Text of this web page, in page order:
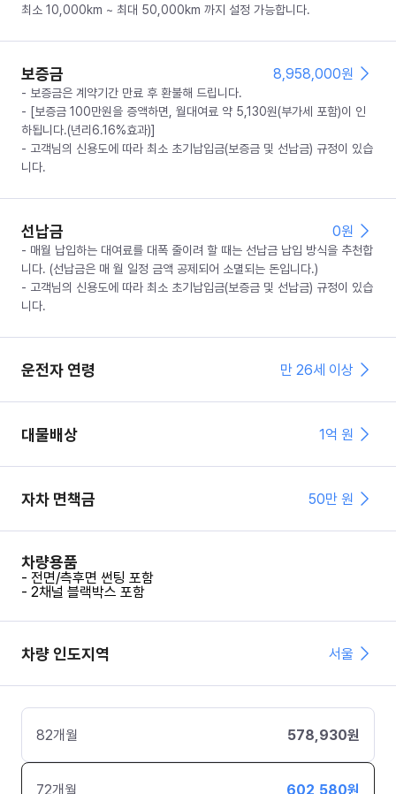
최소 10,000km ~ 최대 50,000km 까지 설정 가능합니다.
보증금 8,958,000원
- 보증금은 계약기간 만료 후 환불해 드립니다.
- [보증금 100만원을 증액하면, 월대여료 약 5,130원(부가세 포함)이 인
하됩니다.(년리6.16%효과)]
- 고객님의 신용도에 따라 최소 초기납입금(보증금 및 선납금) 규정이 있습
니다.
선납금 0원
- 매월 납입하는 대여료를 대폭 줄이려 할 때는 선납금 납입 방식을 추천합
니다. (선납금은 매 월 일정 금액 공제되어 소멸되는 돈입니다.)
- 고객님의 신용도에 따라 최소 초기납입금(보증금 및 선납금) 규정이 있습
니다.
운전자 연령 만 26세 이상
대물배상 1억 원
자차 면책금 50만 원
차량용품
- 전면/측후면 썬팅 포함
- 2채널 블랙박스 포함
차량 인도지역 서울
82개월 578,930원
72개월 602,580원